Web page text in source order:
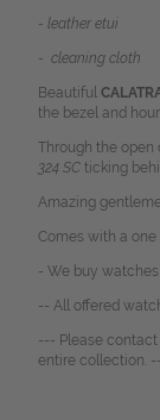
- leather etui
- cleaning cloth
Beautiful
the bezel and hour
Through the
324 SCticking
Amazing
Comes with a
- We buy watches
-- All offered
--- Please
entire collection.